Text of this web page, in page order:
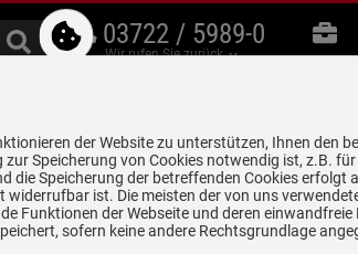
03722 / 5989-0
Wir rufen Sie zurück
B2B
Garantie auf
gekennzeichneten Produkte
Schock Cosmo Chrom 525001CHR
der Website zu unterstützen, Ihnen den
Speicherung von Cookies notwendig ist, z.B.
die Speicherung der betreffenden Cookies erfolgt
widerrufbar ist. Die meisten der von uns
Funktionen der Webseite und deren
sofern keine andere Rechtsgrundlage